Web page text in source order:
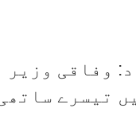
وفاقی
تیسرے